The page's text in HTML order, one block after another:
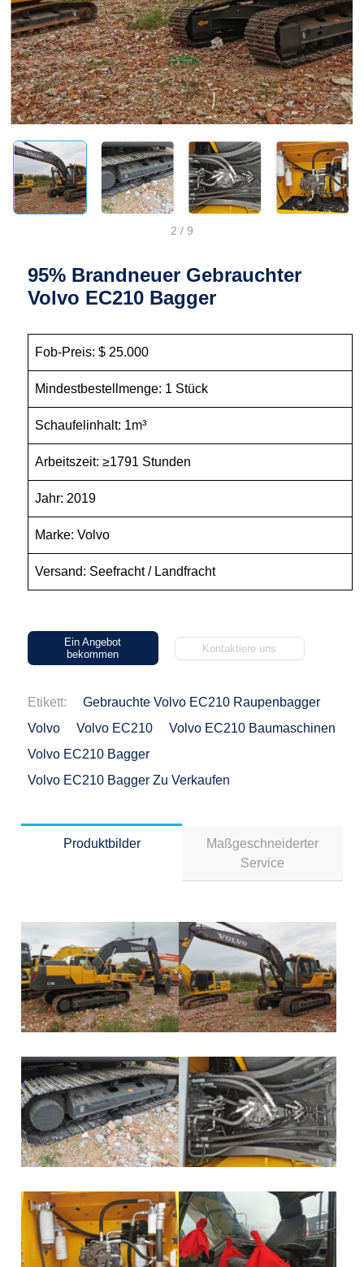
2 / 9
95% Brandneuer Gebrauchter
Volvo EC210 Bagger
Fob-Preis: $ 25.000
Mindestbestellmenge: 1 Stück
Schaufelinhalt: 1m³
Arbeitszeit: ≥1791 Stunden
Jahr: 2019
Marke: Volvo
Versand: Seefracht / Landfracht
Ein Angebot
bekommen
Kontaktiere uns
Etikett:
Gebrauchte Volvo EC210 Raupenbagger
Volvo
Volvo EC210
Volvo EC210 Baumaschinen
Volvo EC210 Bagger
Volvo EC210 Bagger Zu Verkaufen
Produktbilder
Maßgeschneiderter
Service